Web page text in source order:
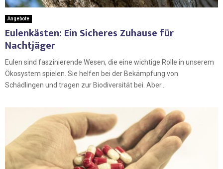
Angebote
Eulenkästen: Ein Sicheres Zuhause für
Nachtjäger
Eulen sind faszinierende Wesen, die eine wichtige Rolle in unserem
Ökosystem spielen. Sie helfen bei der Bekämpfung von
Schädlingen und tragen zur Biodiversität bei. Aber...